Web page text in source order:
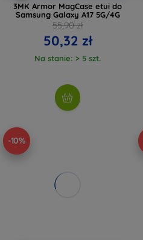
3MK Armor MagCase etui do
Samsung Galaxy A17 5G/4G
55,90 zł
50,32 zł
Na stanie: > 5 szt.
-10%